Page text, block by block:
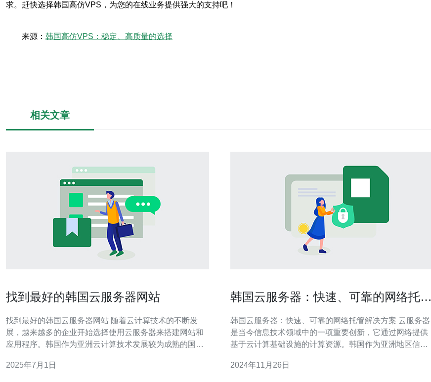
求。赶快选择韩国高仿VPS，为您的在线业务提供强大的支持吧！
来源： 韩国高仿VPS：稳定、高质量的选择
相关文章
找到最好的韩国云服务器网站
找到最好的韩国云服务器网站 随着云计算技术的不断发
展，越来越多的企业开始选择使用云服务器来搭建网站和
应用程序。韩国作为亚洲云计算技术发展较为成熟的国家
找到最好的韩国云服务器网站，帮助您选择适合自己需求
2025年7月1日
韩国云服务器：快速、可靠的网络托管
韩国云服务器：快速、可靠的网络托管解决方案 云服务器
是当今信息技术领域中的一项重要创新，它通过网络提供
基于云计算基础设施的计算资源。韩国作为亚洲地区信息
韩国云服务器以其快速、可靠的特点成为了企业和个人用
2024年11月26日